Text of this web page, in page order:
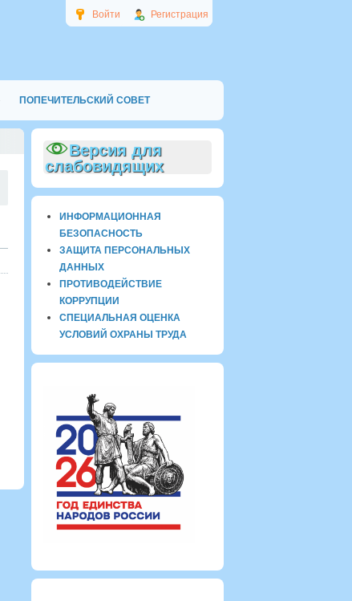
Войти Регистрация
ПОПЕЧИТЕЛЬСКИЙ СОВЕТ
Версия для
слабовидящих
ИНФОРМАЦИОННАЯ
БЕЗОПАСНОСТЬ
ЗАЩИТА ПЕРСОНАЛЬНЫХ
ДАННЫХ
ПРОТИВОДЕЙСТВИЕ
КОРРУПЦИИ
СПЕЦИАЛЬНАЯ ОЦЕНКА
УСЛОВИЙ ОХРАНЫ ТРУДА